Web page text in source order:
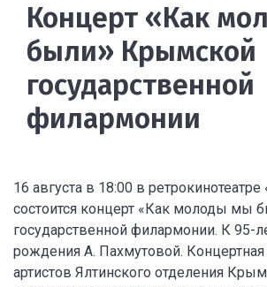
Концерт «Как
были» Крымской
государственной
филармонии
16 августа в 18:00 в ретрокинотеатре
состоится концерт «Как молоды мы
государственной филармонии. К 95-
рождения А. Пахмутовой.
артистов Ялтинского отделения